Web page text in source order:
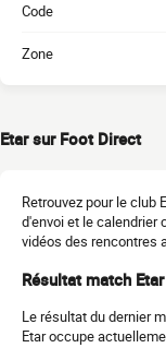
Code
Zone
Etar sur Foot Direct
Retrouvez pour le club
d'envoi et le calendrier
vidéos des rencontres
Résultat match Etar
Le résultat du dernier
Etar occupe